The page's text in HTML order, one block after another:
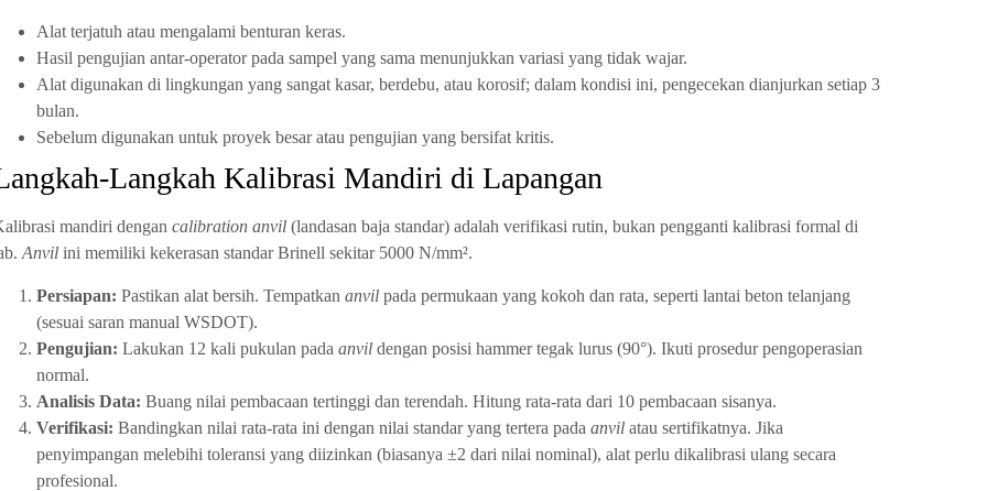
Alat terjatuh atau mengalami benturan keras.
Hasil pengujian antar-operator pada sampel yang sama menunjukkan variasi yang tidak wajar.
Alat digunakan di lingkungan yang sangat kasar, berdebu, atau korosif; dalam kondisi ini, pengecekan dianjurkan setiap 3
bulan.
Sebelum digunakan untuk proyek besar atau pengujian yang bersifat kritis.
Langkah Kalibrasi Mandiri di Lapangan
mandiri dengan calibration anvil(landasan baja standar) adalah verifikasi rutin, bukan pengganti kalibrasi formal di
Anvilini memiliki kekerasan standar Brinell sekitar 5000 N/mm².
Persiapan: Pastikan alat bersih. Tempatkan anvilpada permukaan yang kokoh dan rata, seperti lantai beton telanjang
(sesuai saran manual WSDOT).
Pengujian: Lakukan 12 kali pukulan pada anvildengan posisi hammer tegak lurus (90°). Ikuti prosedur pengoperasian
normal.
Analisis Data: Buang nilai pembacaan tertinggi dan terendah. Hitung rata-rata dari 10 pembacaan sisanya.
Verifikasi: Bandingkan nilai rata-rata ini dengan nilai standar yang tertera pada anvilatau sertifikatnya. Jika
penyimpangan melebihi toleransi yang diizinkan (biasanya ±2 dari nilai nominal), alat perlu dikalibrasi ulang secara
profesional.